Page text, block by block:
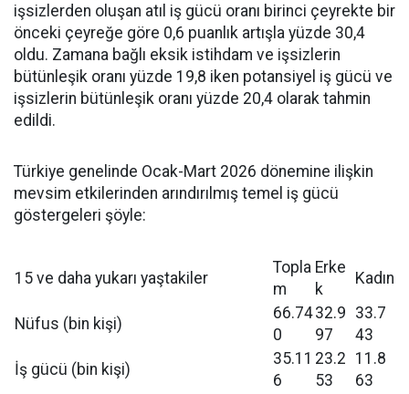
işsizlerden oluşan atıl iş gücü oranı birinci çeyrekte bir
önceki çeyreğe göre 0,6 puanlık artışla yüzde 30,4
oldu. Zamana bağlı eksik istihdam ve işsizlerin
bütünleşik oranı yüzde 19,8 iken potansiyel iş gücü ve
işsizlerin bütünleşik oranı yüzde 20,4 olarak tahmin
edildi.
Türkiye genelinde Ocak-Mart 2026 dönemine ilişkin
mevsim etkilerinden arındırılmış temel iş gücü
göstergeleri şöyle:
15 ve daha yukarı yaştakiler
Topla
m
Erke
k
Kadın
Nüfus (bin kişi)
66.74
0
32.9
97
33.7
43
İş gücü (bin kişi)
35.11
6
23.2
53
11.8
63